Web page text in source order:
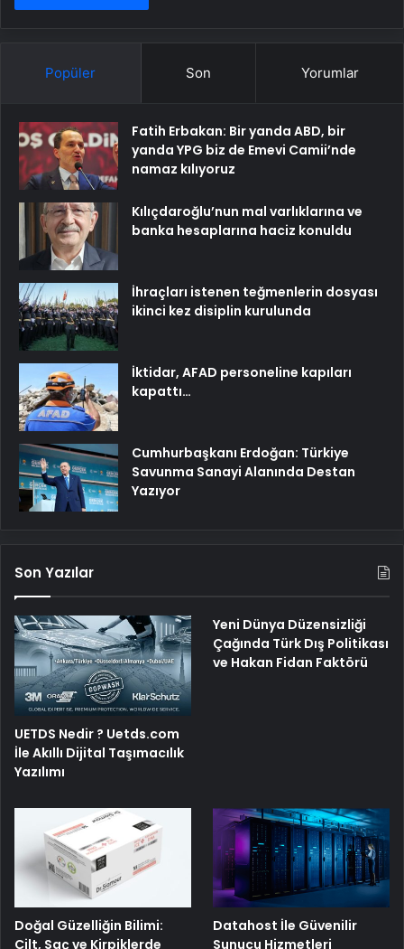
Popüler Son Yorumlar
Fatih Erbakan: Bir yanda ABD, bir
yanda YPG biz de Emevi Camii’nde
namaz kılıyoruz
Kılıçdaroğlu’nun mal varlıklarına ve
banka hesaplarına haciz konuldu
İhraçları istenen teğmenlerin dosyası
ikinci kez disiplin kurulunda
İktidar, AFAD personeline kapıları
kapattı…
Cumhurbaşkanı Erdoğan: Türkiye
Savunma Sanayi Alanında Destan
Yazıyor
Son Yazılar
UETDS Nedir ? Uetds.com
İle Akıllı Dijital Taşımacılık
Yazılımı
Yeni Dünya Düzensizliği
Çağında Türk Dış Politikası
ve Hakan Fidan Faktörü
Doğal Güzelliğin Bilimi:
Cilt, Saç ve Kirpiklerde
Datahost İle Güvenilir
Sunucu Hizmetleri